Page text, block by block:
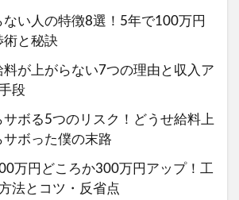
ない人の特徴8選！5年で100万円
術と秘訣
料が上がらない7つの理由と収入ア
段
ボる5つのリスク！どうせ給料上
サボった僕の末路
万円どころか300万円アップ！工
法とコツ・反省点